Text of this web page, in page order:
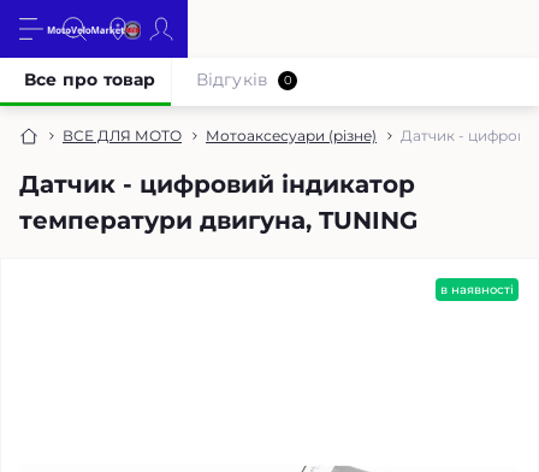
ВСЕ ДЛЯ МОТО Мотоаксесуари (різне) Датчик -
Датчик - цифровий індикатор
температури двигуна, TUNING
Все про товар Відгуків 0
в наявності